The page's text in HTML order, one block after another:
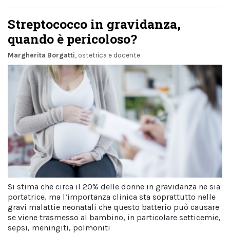
Streptococco in gravidanza,
quando è pericoloso?
Margherita Borgatti, ostetrica e docente
Si stima che circa il 20% delle donne in gravidanza ne sia
portatrice, ma l’importanza clinica sta soprattutto nelle
gravi malattie neonatali che questo batterio può causare
se viene trasmesso al bambino, in particolare setticemie,
sepsi, meningiti, polmoniti